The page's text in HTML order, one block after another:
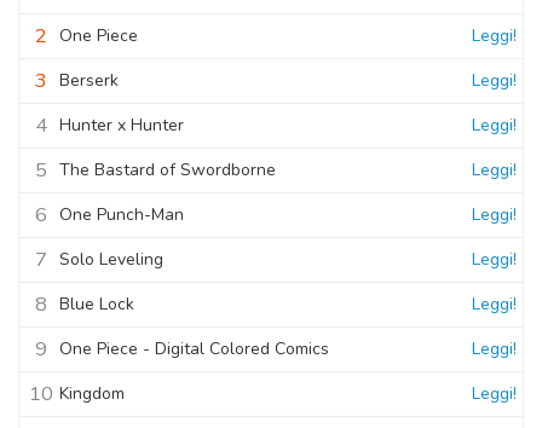
2 One Piece Leggi!
3 Berserk Leggi!
4 Hunter x Hunter Leggi!
5 The Bastard of Swordborne Leggi!
6 One Punch-Man Leggi!
7 Solo Leveling Leggi!
8 Blue Lock Leggi!
9 One Piece - Digital Colored Comics Leggi!
10 Kingdom Leggi!